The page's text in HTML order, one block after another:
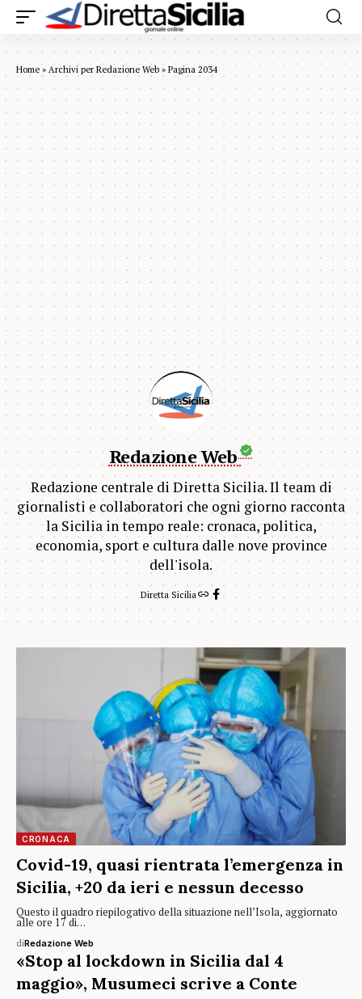
Home » Archivi per Redazione Web » Pagina 2034
Redazione Web
Redazione centrale di Diretta Sicilia. Il team di
giornalisti e collaboratori che ogni giorno racconta
la Sicilia in tempo reale: cronaca, politica,
economia, sport e cultura dalle nove province
dell'isola.
Diretta Sicilia
CRONACA
Covid-19, quasi rientrata l’emergenza in
Sicilia, +20 da ieri e nessun decesso
Questo il quadro riepilogativo della situazione nell’Isola, aggiornato
alle ore 17 di…
diRedazione Web
«Stop al lockdown in Sicilia dal 4
maggio», Musumeci scrive a Conte